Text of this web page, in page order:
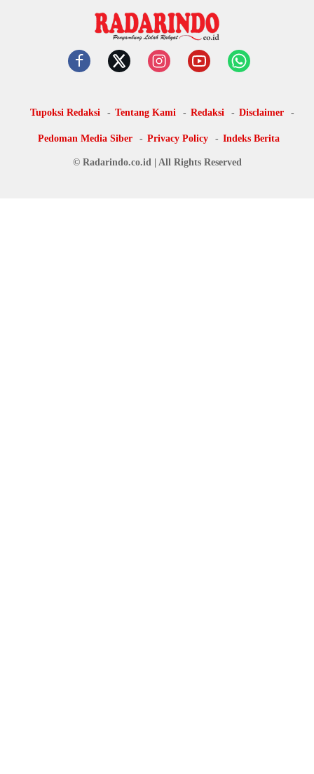
Tupoksi Redaksi Tentang Kami Redaksi Disclaimer
Pedoman Media Siber Privacy Policy Indeks Berita
© Radarindo.co.id | All Rights Reserved